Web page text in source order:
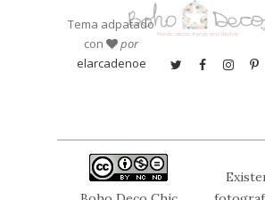
Tema adpatado
con
por
elarcadenoe